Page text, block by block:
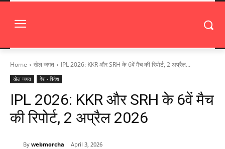
Home खेल जगत IPL 2026: KKR और SRH के 6वें मैच की रिपोर्ट, 2 अप्रैल...
खेल जगत देश - विदेश
IPL 2026: KKR और SRH के 6वें मैच
की रिपोर्ट, 2 अप्रैल 2026
By webmorcha April 3, 2026